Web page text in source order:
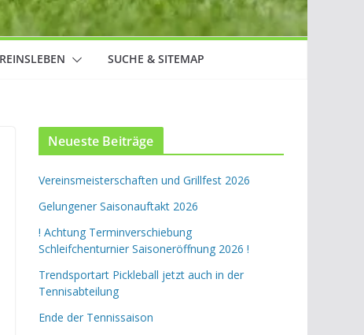
SUCHE & SITEMAP
Neueste Beiträge
Vereinsmeisterschaften und Grillfest 2026
Gelungener Saisonauftakt 2026
! Achtung Terminverschiebung
Schleifchenturnier Saisoneröffnung 2026 !
Trendsportart Pickleball jetzt auch in der
Tennisabteilung
Ende der Tennissaison